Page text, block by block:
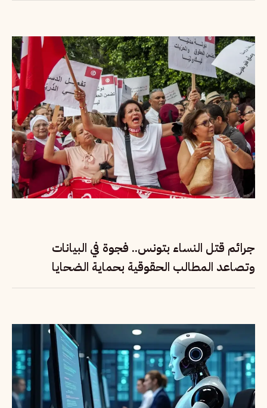
جرائم قتل النساء بتونس.. فجوة في البيانات
وتصاعد المطالب الحقوقية بحماية الضحايا